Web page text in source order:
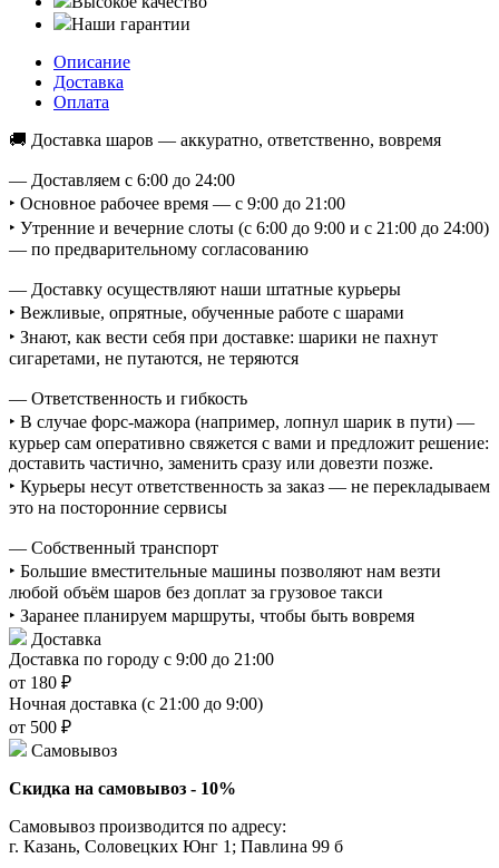
Наши гарантии
Описание
Доставка
Оплата
🚚 Доставка шаров — аккуратно, ответственно, вовремя
— Доставляем с 6:00 до 24:00
‣ Основное рабочее время — с 9:00 до 21:00
‣ Утренние и вечерние слоты (с 6:00 до 9:00 и с 21:00 до 24:00)
— по предварительному согласованию
— Доставку осуществляют наши штатные курьеры
‣ Вежливые, опрятные, обученные работе с шарами
‣ Знают, как вести себя при доставке: шарики не пахнут
сигаретами, не путаются, не теряются
— Ответственность и гибкость
‣ В случае форс-мажора (например, лопнул шарик в пути) —
курьер сам оперативно свяжется с вами и предложит решение:
доставить частично, заменить сразу или довезти позже.
‣ Курьеры несут ответственность за заказ — не перекладываем
это на посторонние сервисы
— Собственный транспорт
‣ Большие вместительные машины позволяют нам везти
любой объём шаров без доплат за грузовое такси
‣ Заранее планируем маршруты, чтобы быть вовремя
Доставка
Доставка по городу с 9:00 до 21:00
от 180 ₽
Ночная доставка (с 21:00 до 9:00)
от 500 ₽
Самовывоз
Скидка на самовывоз - 10%
Самовывоз производится по адресу:
г. Казань, Соловецких Юнг 1; Павлина 99 б